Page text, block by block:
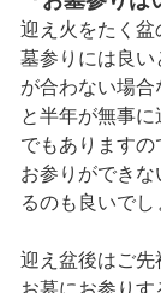
迎え火をたく盆
墓参りには良い
が合わない場
と半年が無事
でもあります
お参りができ
るのも良いでし
迎え盆後はご
お墓にお参り